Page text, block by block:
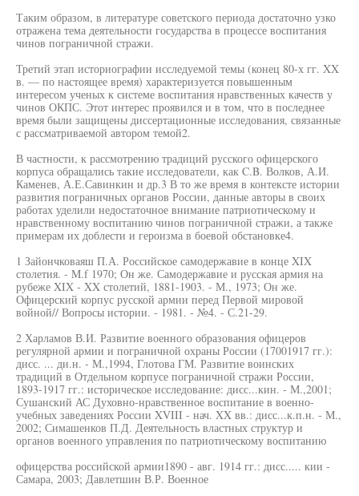
Таким образом, в литературе советского периода достаточно узко
отражена тема деятельности государства в процессе воспитания
чинов пограничной стражи.
Третий этап историографии исследуемой темы (конец 80-х гг. XX
в. — по настоящее время) характеризуется повышенным
интересом ученых к системе воспитания нравственных качеств у
чинов ОКПС. Этот интерес проявился и в том, что в последнее
время были защищены диссертационные исследования, связанные
с рассматриваемой автором темой2.
В частности, к рассмотрению традиций русского офицерского
корпуса обращались такие исследователи, как C.B. Волков, А.И.
Каменев, А.Е.Савинкин и др.3 В то же время в контексте истории
развития пограничных органов России, данные авторы в своих
работах уделили недостаточное внимание патриотическому и
нравственному воспитанию чинов пограничной стражи, а также
примерам их доблести и героизма в боевой обстановке4.
1 Зайончковаяш П.А. Российское самодержавие в конце XIX
столетия. - M.f 1970; Он же. Самодержавие и русская армия на
рубеже XIX - XX столетий, 1881-1903. - М., 1973; Он же.
Офицерский корпус русской армии перед Первой мировой
войной// Вопросы истории. - 1981. - №4. - С.21-29.
2 Харламов В.И. Развитие военного образования офицеров
регулярной армии и пограничной охраны России (17001917 гг.):
дисс. ... ди.н. - М.,1994, Глотова ГМ. Развитие воинских
традиций в Отдельном корпусе пограничной стражи России,
1893-1917 гг.: историческое исследование: дисс...кин. - М.,2001;
Сушанский АС Духовно-нравственное воспитание в военно-
учебных заведениях России XVIII - нач. XX вв.: дисс...к.п.н. - М.,
2002; Симашенков П.Д. Деятельность властных структур и
органов военного управления по патриотическому воспитанию
офицерства российской армии1890 - авг. 1914 гг.: дисс..... кии -
Самара, 2003; Давлетшин В.Р. Военное